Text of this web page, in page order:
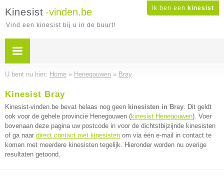
Ik ben een kinesist
Kinesist -vinden.be
Vind een kinesist bij u in de buurt!
U bent nu hier: Home » Henegouwen » Bray
Kinesist Bray
Kinesist-vinden.be bevat helaas nog geen kinesisten in Bray. Dit geldt
ook voor de gehele provincie Henegouwen (kinesist Henegouwen). Voer
bovenaan deze pagina uw postcode in voor de dichtstbijzijnde kinesisten
of ga naar direct contact met kinesisten om via één e-mail in contact te
komen met meerdere kinesisten tegelijk. Hieronder worden nu overige
resultaten getoond.